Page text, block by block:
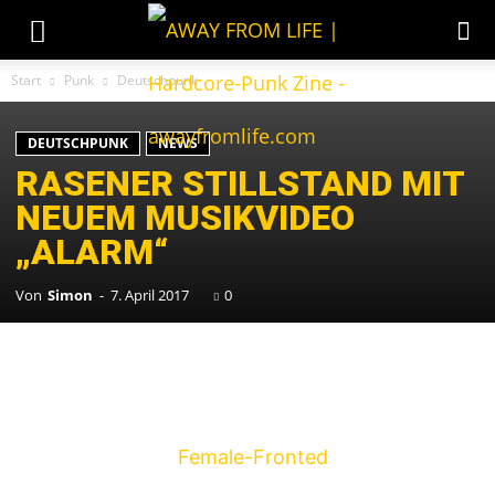
Start Punk Deutschpunk
DEUTSCHPUNK NEWS
RASENER STILLSTAND MIT
NEUEM MUSIKVIDEO
„ALARM“
Von Simon - 7. April 2017 0
Female-Fronted